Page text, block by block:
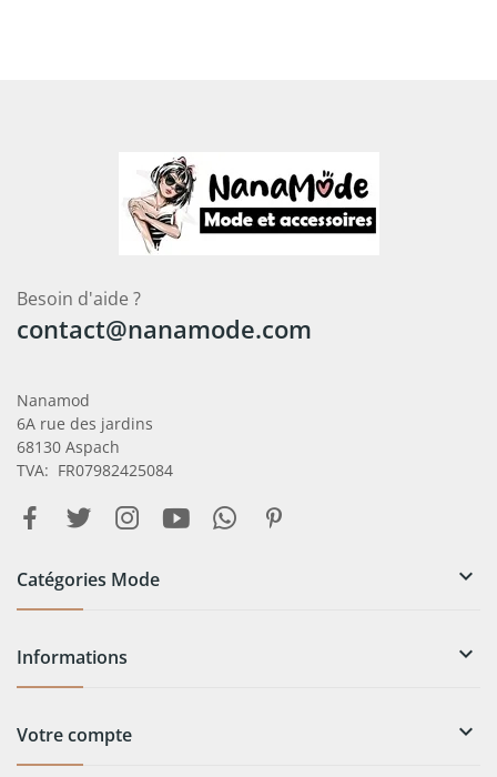
Besoin d'aide ?
contact@nanamode.com
Nanamod
6A rue des jardins
68130 Aspach
TVA: FR07982425084
Catégories Mode 
Informations 
Votre compte 